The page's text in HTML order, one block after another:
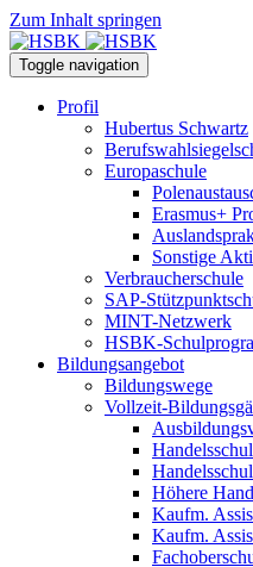
Zum Inhalt springen
Toggle navigation
Profil
Hubertus Schwartz
Europaschule
Erasmus+
Sonstige
Verbraucherschule
SAP-
MINT-Netzwerk
HSBK-
Bildungsangebot
Bildungswege
Vollzeit-
Höhere
Kaufm.
Kaufm.